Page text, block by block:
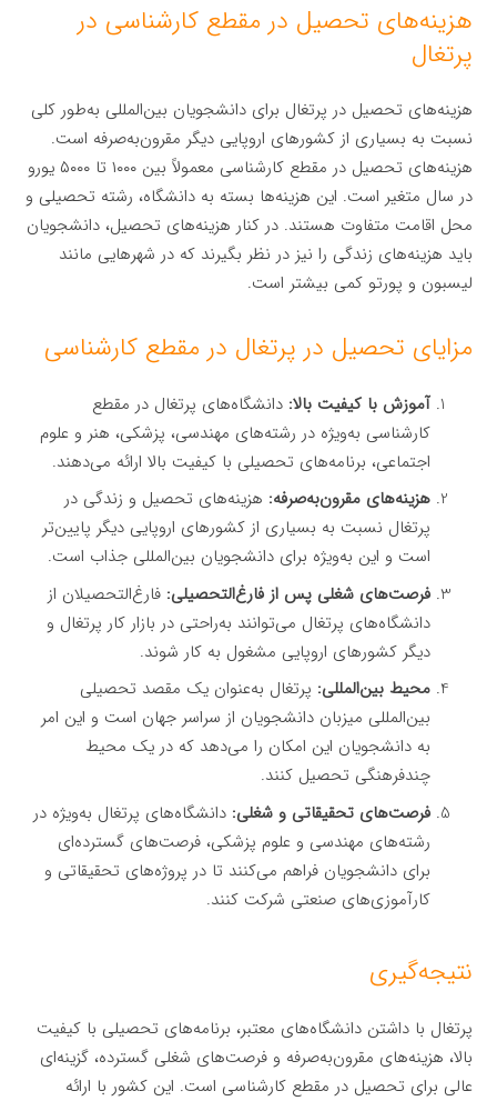
هزینه‌های تحصیل در مقطع کارشناسی در
پرتغال
هزینه‌های تحصیل در پرتغال برای دانشجویان بین‌المللی به‌طور کلی
نسبت به بسیاری از کشورهای اروپایی دیگر مقرون‌به‌صرفه است.
هزینه‌های تحصیل در مقطع کارشناسی معمولاً بین ۱۰۰۰ تا ۵۰۰۰ یورو
در سال متغیر است. این هزینه‌ها بسته به دانشگاه، رشته تحصیلی و
محل اقامت متفاوت هستند. در کنار هزینه‌های تحصیل، دانشجویان
باید هزینه‌های زندگی را نیز در نظر بگیرند که در شهرهایی مانند
لیسبون و پورتو کمی بیشتر است.
مزایای تحصیل در پرتغال در مقطع کارشناسی
آموزش با کیفیت بالا: دانشگاه‌های پرتغال در مقطع
کارشناسی به‌ویژه در رشته‌های مهندسی، پزشکی، هنر و علوم
اجتماعی، برنامه‌های تحصیلی با کیفیت بالا ارائه می‌دهند.
هزینه‌های مقرون‌به‌صرفه: هزینه‌های تحصیل و زندگی در
پرتغال نسبت به بسیاری از کشورهای اروپایی دیگر پایین‌تر
است و این به‌ویژه برای دانشجویان بین‌المللی جذاب است.
فرصت‌های شغلی پس از فارغ‌التحصیلی: فارغ‌التحصیلان از
دانشگاه‌های پرتغال می‌توانند به‌راحتی در بازار کار پرتغال و
دیگر کشورهای اروپایی مشغول به کار شوند.
محیط بین‌المللی: پرتغال به‌عنوان یک مقصد تحصیلی
بین‌المللی میزبان دانشجویان از سراسر جهان است و این امر
به دانشجویان این امکان را می‌دهد که در یک محیط
چندفرهنگی تحصیل کنند.
فرصت‌های تحقیقاتی و شغلی: دانشگاه‌های پرتغال به‌ویژه در
رشته‌های مهندسی و علوم پزشکی، فرصت‌های گسترده‌ای
برای دانشجویان فراهم می‌کنند تا در پروژه‌های تحقیقاتی و
کارآموزی‌های صنعتی شرکت کنند.
نتیجه‌گیری
پرتغال با داشتن دانشگاه‌های معتبر، برنامه‌های تحصیلی با کیفیت
بالا، هزینه‌های مقرون‌به‌صرفه و فرصت‌های شغلی گسترده، گزینه‌ای
عالی برای تحصیل در مقطع کارشناسی است. این کشور با ارائه